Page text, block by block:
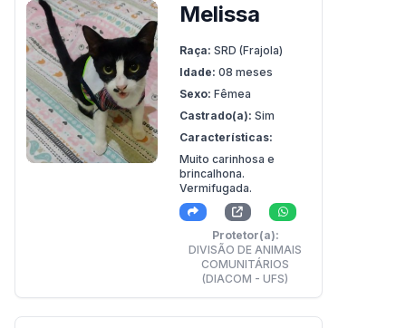
Melissa
Raça: SRD (Frajola)
Idade: 08 meses
Sexo: Fêmea
Castrado(a): Sim
Características:
Muito carinhosa e
brincalhona.
Vermifugada.
Protetor(a):
DIVISÃO DE ANIMAIS
COMUNITÁRIOS
(DIACOM - UFS)